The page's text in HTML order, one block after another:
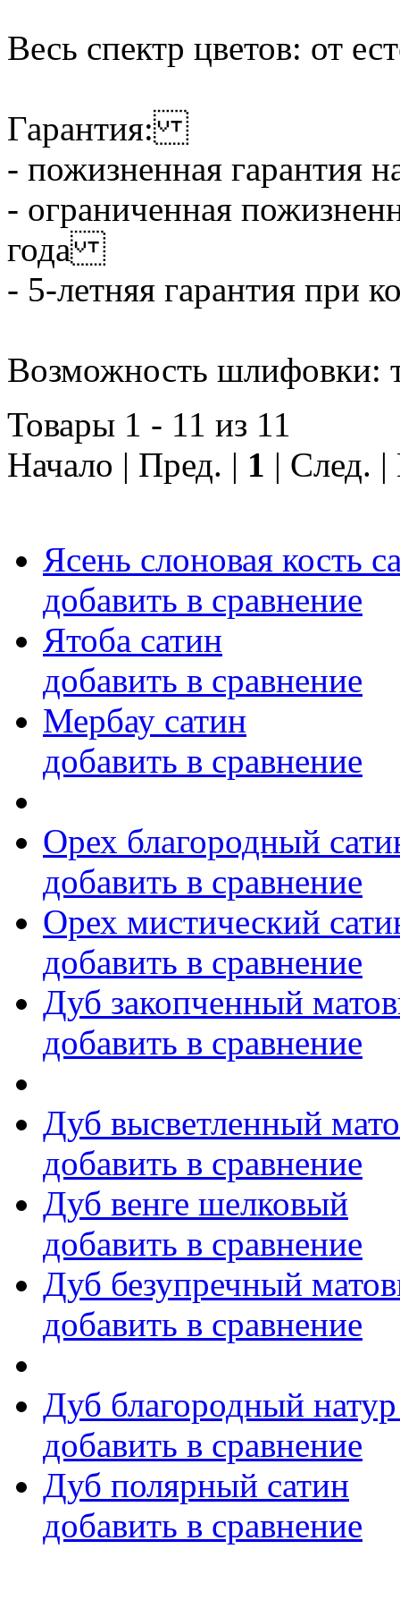
Весь спектр цветов: от
Гарантия:
- пожизненная
- ограниченная
года
- 5-летняя гарантия при
Возможность шлифовки:
Товары 1 - 11 из 11
Начало | Пред. | 1 | След.
Ясень слоновая кость
добавить в сравнение
Ятоба сатин
добавить в сравнение
Мербау сатин
добавить в сравнение
Орех благородный
добавить в сравнение
Орех мистический
добавить в сравнение
Дуб закопченный
добавить в сравнение
Дуб высветленный
добавить в сравнение
Дуб венге шелковый
добавить в сравнение
Дуб безупречный
добавить в сравнение
Дуб благородный
добавить в сравнение
Дуб полярный сатин
добавить в сравнение